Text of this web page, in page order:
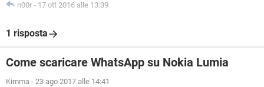
n00r - 17 ott 2016 alle 13:39
1 risposta
Come scaricare WhatsApp su Nokia Lumia
Kimma - 23 ago 2017 alle 14:41